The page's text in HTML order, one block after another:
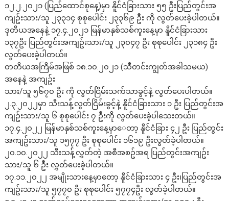
၁၂.၂.၂၀၂၁ (ပြည်ထောင်စုနေ့)မှာ နိူင်ငံခြားသား ၅၅ ဦးပြည်တွင်းအ
ကျဥ်းသား/သူ ၂၃၃၁၄ စုစုပေါင်း ၂၃၃၆၉ ဦး ကို လွတ်ပေးခဲ့ပါတယ်။
ဒုတိယအနေနဲ့ ၁၇.၄.၂၀၂၁ မြန်မာနှစ်သစ်ကူးနေ့မှာ နိူင်ငံခြားသား
၁၃၇ဦး ပြည်တွင်းအကျဥ်းသား/သူ ၂၃၀၄၇ ဦး စုစုပေါင်း ၂၃၁၈၄ ဦး
လွတ်ပေးခဲ့ပါတယ်။
တတိယအကြိမ်အဖြစ် ၁၈.၁၀.၂၀၂၁ (သီတင်းကျွတ်အခါသမယ)
အနေနဲ့ အကျဥ်း
သား/သူ ၅၆၇၀ ဦး ကို လွတ်ငြိမ်းသက်သာခွင့်နဲ့ လွတ်ပေးပါတယ်။
၂.၃.၂၀၂၂မှာ သီးသန်ံ့လွတ်ငြိမ်းခွင့်နဲ့ နိူင်ငံခြားသား ၁ ဦး ပြည်တွင်းအ
ကျဥ်းသား/သူ ၆ စုစုပေါင်း ၇ ဦးကို လွတ်ပေးခဲ့ပါသေးတယ်။
၁၇.၄.၂၀၂၂ မြန်မာနှစ်သစ်ကူးနေ့မှာေတာ့ နိူင်ငံခြား ၄၂ ဦး ပြည်တွင်း
အကျဥ်းသား/သူ ၁၅၇၇ ဦး စုစုပေါင်း ၁၆၁၉ ဦးလွတ်ခဲ့ပါတယ်။
၂၀.၁၀.၂၀၂၂ သီးသန့်လွှတ်တဲ့ အစီအစဥ်အရ ပြည်တွင်းအကျဥ်း
သား/သူ ၆ ဦး လွှတ်ပေးခဲ့ပါတယ်။
၁၇.၁၁.၂၀၂၂ အမျိုးသားနေ့မှာတော့ နိူင်ငံခြားသား ၄ ဦး၊ပြည်တွင်းအ
ကျဥ်းသား/သူ ၅၇၇၀ ဦး စုစုပေါင်း ၅၇၇၄ဦး လွတ်ခဲ့ပါတယ်။